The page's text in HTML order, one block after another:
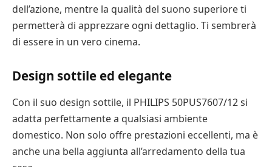
dell’azione, mentre la qualità del suono superiore ti
permetterà di apprezzare ogni dettaglio. Ti sembrerà
di essere in un vero cinema.
Design sottile ed elegante
Con il suo design sottile, il PHILIPS 50PUS7607/12 si
adatta perfettamente a qualsiasi ambiente
domestico. Non solo offre prestazioni eccellenti, ma è
anche una bella aggiunta all’arredamento della tua